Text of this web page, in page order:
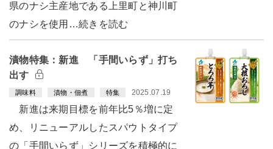
県のナシ主産地である上里町と神川町
のナシを使用…続きを読む
漬物特集：新進 「手間いらず」打ち
出す
調味料 漬物・佃煮 特集 2025.07.19
新進は来期目標を前年比5％増に定
め、リニューアルしたスパウトタイプ
の「手間いらず」シリーズを積極的に